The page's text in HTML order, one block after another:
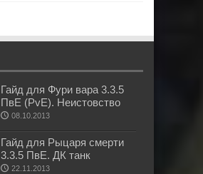
Гайд для Фури вара 3.3.5
ПвЕ (PvE). Неистовство
08.10.2013
Гайд для Рыцаря смерти
3.3.5 ПвЕ. ДК танк
22.11.2013